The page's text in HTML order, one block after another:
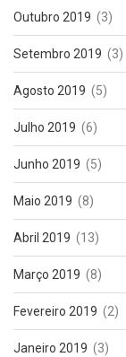
Outubro 2019 (3)
Setembro 2019 (3)
Agosto 2019 (5)
Julho 2019 (6)
Junho 2019 (5)
Maio 2019 (8)
Abril 2019 (13)
Março 2019 (8)
Fevereiro 2019 (2)
Janeiro 2019 (3)